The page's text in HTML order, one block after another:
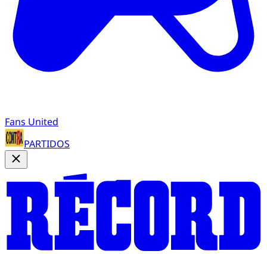
Fans United
PARTIDOS